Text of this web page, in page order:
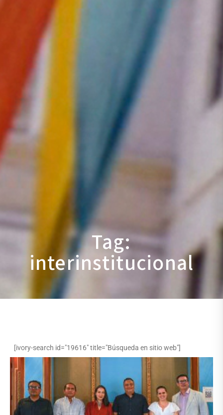
Tag:
interinstitucional
[ivory-search id="19616" title="Búsqueda en sitio web"]